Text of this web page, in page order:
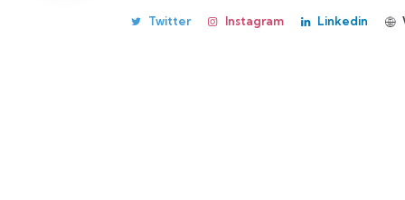
Twitter Instagram Linkedin